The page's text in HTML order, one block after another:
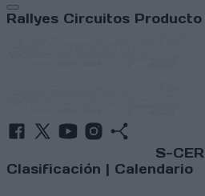
Abrir menú
Rallyes Circuitos Producto
S-CER
Clasificación | Calendario